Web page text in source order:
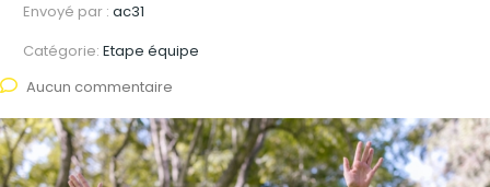
Envoyé par : ac31
Catégorie: Etape équipe
Aucun commentaire